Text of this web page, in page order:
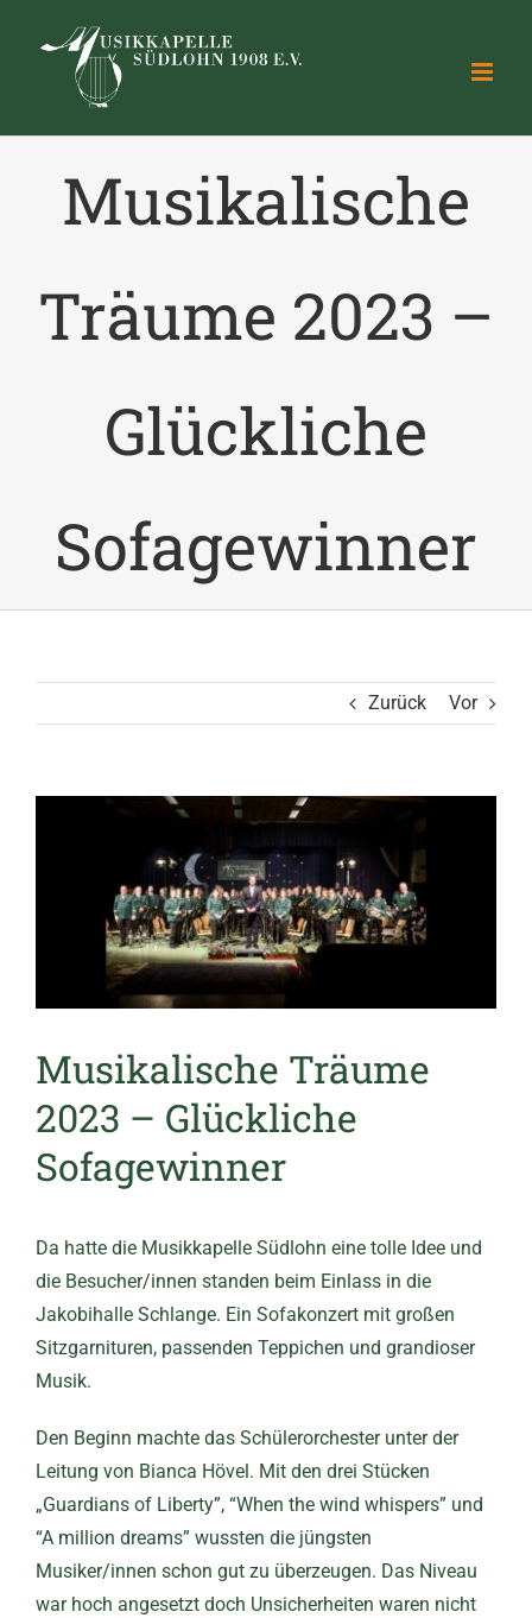
Inhalt
Musikalische
Träume 2023 –
Glückliche
Sofagewinner
Zurück Vor
Musikalische Träume
2023 – Glückliche
Sofagewinner
Da hatte die Musikkapelle Südlohn eine tolle Idee und
die Besucher/innen standen beim Einlass in die
Jakobihalle Schlange. Ein Sofakonzert mit großen
Sitzgarnituren, passenden Teppichen und grandioser
Musik.
Den Beginn machte das Schülerorchester unter der
Leitung von Bianca Hövel. Mit den drei Stücken
„Guardians of Liberty”, “When the wind whispers” und
“A million dreams” wussten die jüngsten
Musiker/innen schon gut zu überzeugen. Das Niveau
war hoch angesetzt doch Unsicherheiten waren nicht